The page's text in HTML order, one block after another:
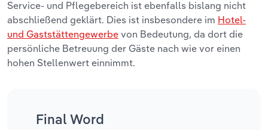
Service- und Pflegebereich ist ebenfalls bislang nicht
abschließend geklärt. Dies ist insbesondere im Hotel-
und Gaststättengewerbe von Bedeutung, da dort die
persönliche Betreuung der Gäste nach wie vor einen
hohen Stellenwert einnimmt.
Final Word